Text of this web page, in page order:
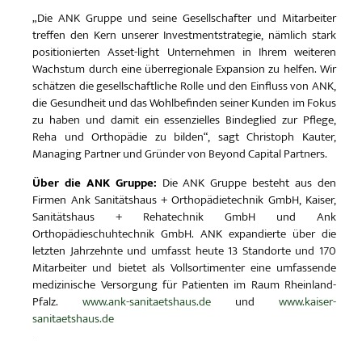
„Die ANK Gruppe und seine Gesellschafter und Mitarbeiter
treffen den Kern unserer Investmentstrategie, nämlich stark
positionierten Asset-light Unternehmen in Ihrem weiteren
Wachstum durch eine überregionale Expansion zu helfen. Wir
schätzen die gesellschaftliche Rolle und den Einfluss von ANK,
die Gesundheit und das Wohlbefinden seiner Kunden im Fokus
zu haben und damit ein essenzielles Bindeglied zur Pflege,
Reha und Orthopädie zu bilden“, sagt Christoph Kauter,
Managing Partner und Gründer von Beyond Capital Partners.
Über die ANK Gruppe: Die ANK Gruppe besteht aus den
Firmen Ank Sanitätshaus + Orthopädietechnik GmbH, Kaiser,
Sanitätshaus + Rehatechnik GmbH und Ank
Orthopädieschuhtechnik GmbH. ANK expandierte über die
letzten Jahrzehnte und umfasst heute 13 Standorte und 170
Mitarbeiter und bietet als Vollsortimenter eine umfassende
medizinische Versorgung für Patienten im Raum Rheinland-
Pfalz.www.ank-sanitaetshaus.de und www.kaiser-
sanitaetshaus.de